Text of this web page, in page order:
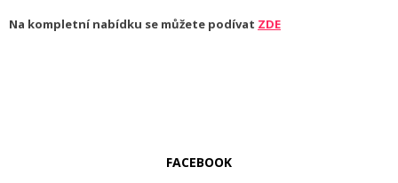
Na kompletní nabídku se můžete podívat ZDE
FACEBOOK